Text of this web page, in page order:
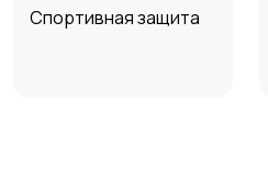
Спортивная защита